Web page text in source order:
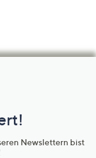
Newslettern bist